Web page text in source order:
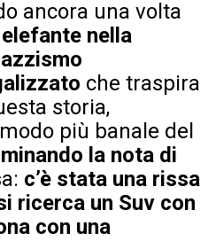
ancora una volta
nella
che traspira
storia,
più banale del
la nota di
c’è stata una rissa
ricerca un Suv con
con una